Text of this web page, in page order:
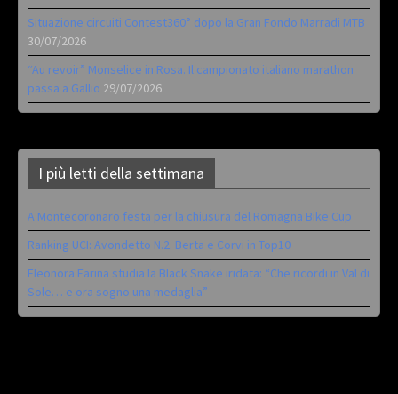
Situazione circuiti Contest360° dopo la Gran Fondo Marradi MTB
30/07/2026
“Au revoir” Monselice in Rosa. Il campionato italiano marathon
passa a Gallio 29/07/2026
I più letti della settimana
A Montecoronaro festa per la chiusura del Romagna Bike Cup
Ranking UCI: Avondetto N.2. Berta e Corvi in Top10
Eleonora Farina studia la Black Snake iridata: “Che ricordi in Val di
Sole… e ora sogno una medaglia”